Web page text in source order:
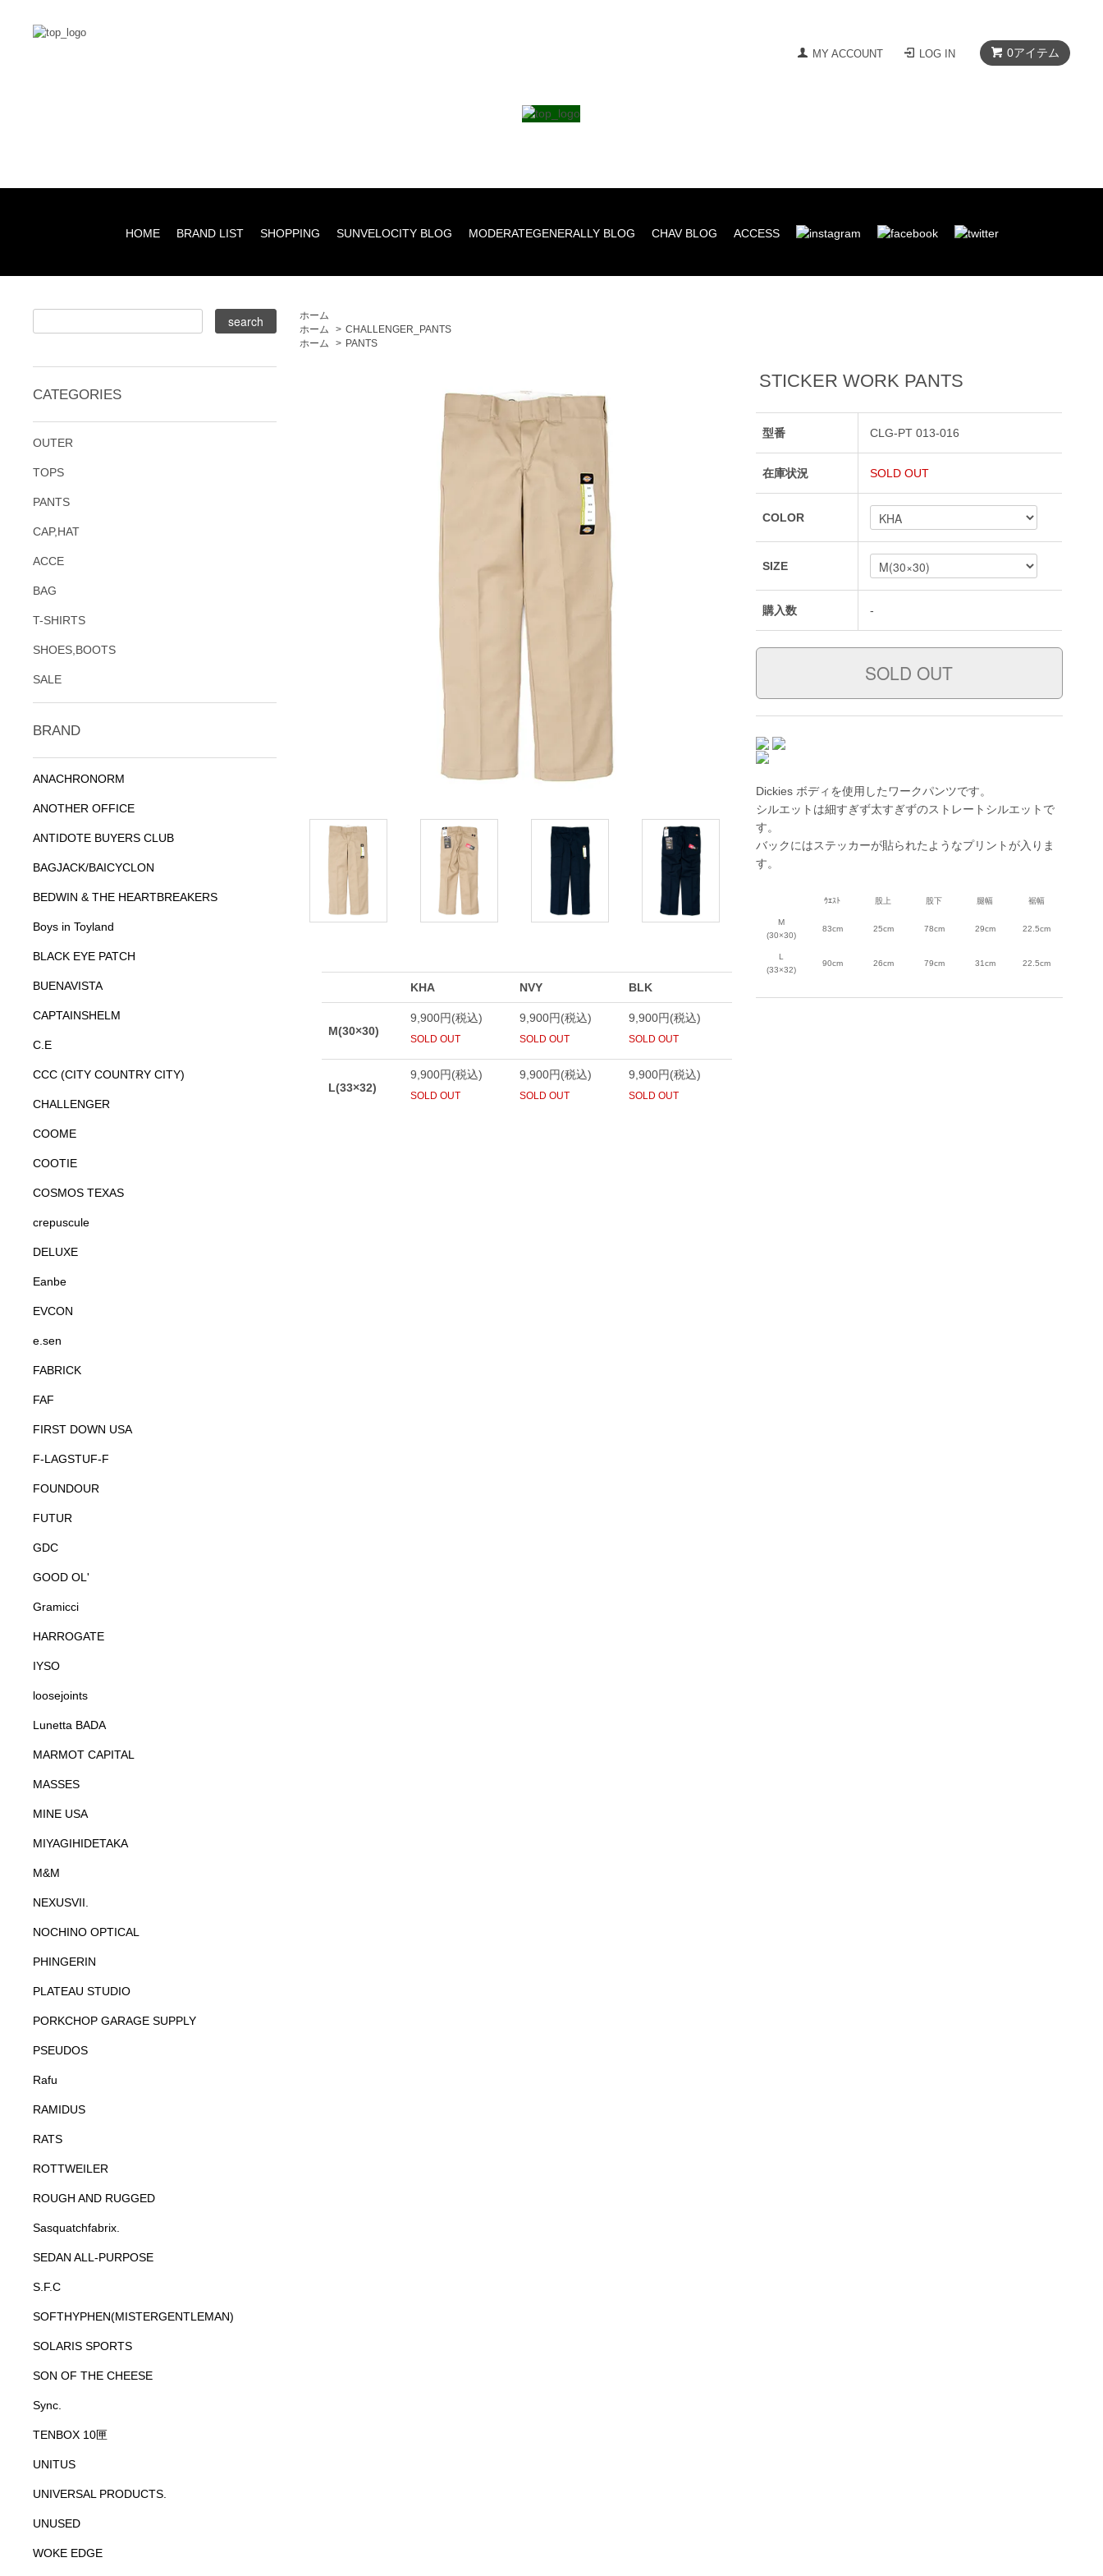
0アイテム
MY ACCOUNT LOG IN
HOME BRAND LIST SHOPPING SUNVELOCITY BLOG MODERATEGENERALLY BLOG CHAV BLOG ACCESS
ホーム
ホーム
> CHALLENGER_PANTS
ホーム
> PANTS
STICKER WORK PANTS
型番 CLG-PT 013-016
在庫状況 SOLD OUT
COLOR
SIZE
購入数 -
Dickies ボディを使用したワークパンツです。
シルエットは細すぎず太すぎずのストレートシルエットで
す。
バックにはステッカーが貼られたようなプリントが入りま
す。
ｳｴｽﾄ 股上 股下 腿幅 裾幅
M
(30×30)
83cm 25cm 78cm 29cm 22.5cm
L
(33×32)
90cm 26cm 79cm 31cm 22.5cm
CATEGORIES
OUTER
TOPS
PANTS
CAP,HAT
ACCE
BAG
T-SHIRTS
SHOES,BOOTS
SALE
BRAND
ANACHRONORM
ANOTHER OFFICE
ANTIDOTE BUYERS CLUB
BAGJACK/BAICYCLON
BEDWIN & THE HEARTBREAKERS
Boys in Toyland
BLACK EYE PATCH
BUENAVISTA
CAPTAINSHELM
C.E
CCC (CITY COUNTRY CITY)
CHALLENGER
COOME
COOTIE
COSMOS TEXAS
crepuscule
DELUXE
Eanbe
EVCON
e.sen
FABRICK
FAF
FIRST DOWN USA
F-LAGSTUF-F
FOUNDOUR
FUTUR
GDC
GOOD OL'
Gramicci
HARROGATE
IYSO
loosejoints
Lunetta BADA
MARMOT CAPITAL
MASSES
MINE USA
MIYAGIHIDETAKA
M&M
NEXUSVII.
NOCHINO OPTICAL
PHINGERIN
PLATEAU STUDIO
PORKCHOP GARAGE SUPPLY
PSEUDOS
Rafu
RAMIDUS
RATS
ROTTWEILER
ROUGH AND RUGGED
Sasquatchfabrix.
SEDAN ALL-PURPOSE
S.F.C
SOFTHYPHEN(MISTERGENTLEMAN)
SOLARIS SPORTS
SON OF THE CHEESE
Sync.
TENBOX 10匣
UNITUS
UNIVERSAL PRODUCTS.
UNUSED
WOKE EDGE